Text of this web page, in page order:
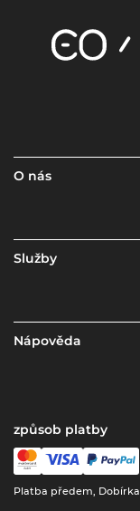
O nás
Služby
Nápověda
způsob platby
Platba předem, Dobírka